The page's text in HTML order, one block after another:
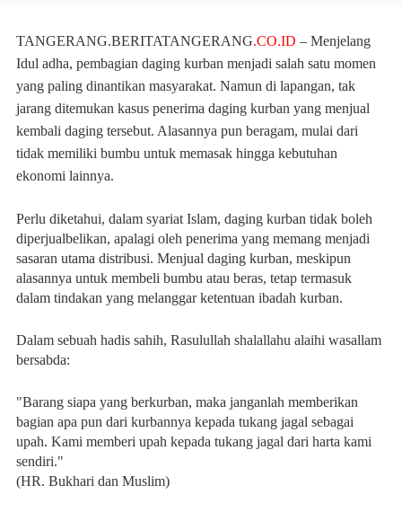
TANGERANG.BERITATANGERANG.CO.ID – Menjelang
Idul adha, pembagian daging kurban menjadi salah satu momen
yang paling dinantikan masyarakat. Namun di lapangan, tak
jarang ditemukan kasus penerima daging kurban yang menjual
kembali daging tersebut. Alasannya pun beragam, mulai dari
tidak memiliki bumbu untuk memasak hingga kebutuhan
ekonomi lainnya.
Perlu diketahui, dalam syariat Islam, daging kurban tidak boleh
diperjualbelikan, apalagi oleh penerima yang memang menjadi
sasaran utama distribusi. Menjual daging kurban, meskipun
alasannya untuk membeli bumbu atau beras, tetap termasuk
dalam tindakan yang melanggar ketentuan ibadah kurban.
Dalam sebuah hadis sahih, Rasulullah shalallahu alaihi wasallam
bersabda:
"Barang siapa yang berkurban, maka janganlah memberikan
bagian apa pun dari kurbannya kepada tukang jagal sebagai
upah. Kami memberi upah kepada tukang jagal dari harta kami
sendiri."
(HR. Bukhari dan Muslim)